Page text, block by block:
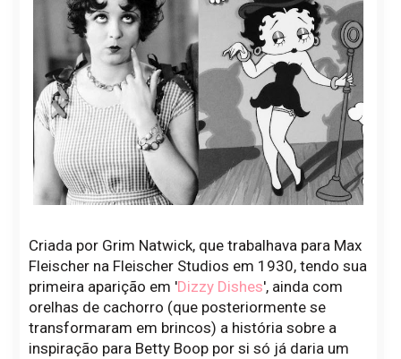
Criada por Grim Natwick, que trabalhava para Max
Fleischer na Fleischer Studios em 1930, tendo sua
primeira aparição em 'Dizzy Dishes', ainda com
orelhas de cachorro (que posteriormente se
transformaram em brincos) a história sobre a
inspiração para Betty Boop por si só já daria um